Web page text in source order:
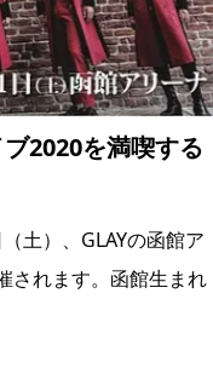
2020を満喫する
土）、GLAYの函館ア
されます。函館生まれ